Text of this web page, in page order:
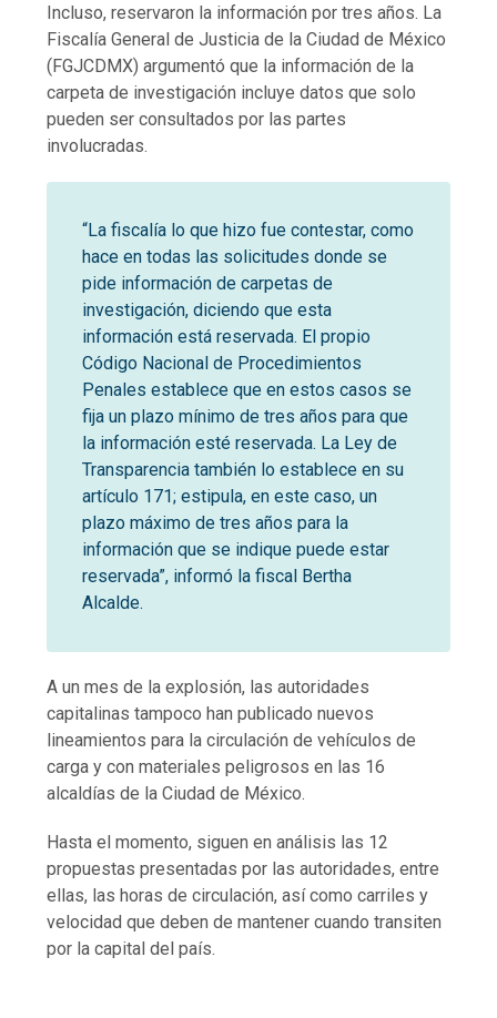
Incluso, reservaron la información por tres años. La
Fiscalía General de Justicia de la Ciudad de México
(FGJCDMX) argumentó que la información de la
carpeta de investigación incluye datos que solo
pueden ser consultados por las partes
involucradas.
“La fiscalía lo que hizo fue contestar, como
hace en todas las solicitudes donde se
pide información de carpetas de
investigación, diciendo que esta
información está reservada. El propio
Código Nacional de Procedimientos
Penales establece que en estos casos se
fija un plazo mínimo de tres años para que
la información esté reservada. La Ley de
Transparencia también lo establece en su
artículo 171; estipula, en este caso, un
plazo máximo de tres años para la
información que se indique puede estar
reservada”, informó la fiscal Bertha
Alcalde.
A un mes de la explosión, las autoridades
capitalinas tampoco han publicado nuevos
lineamientos para la circulación de vehículos de
carga y con materiales peligrosos en las 16
alcaldías de la Ciudad de México.
Hasta el momento, siguen en análisis las 12
propuestas presentadas por las autoridades, entre
ellas, las horas de circulación, así como carriles y
velocidad que deben de mantener cuando transiten
por la capital del país.